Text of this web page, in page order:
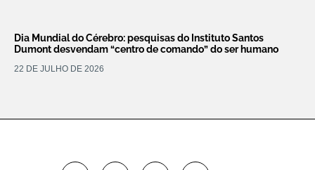
Dia Mundial do Cérebro: pesquisas do Instituto Santos
Dumont desvendam “centro de comando” do ser humano
22 DE JULHO DE 2026